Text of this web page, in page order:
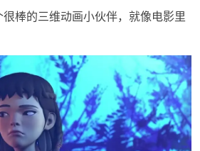
棒的三维动画小伙伴，就像电影里